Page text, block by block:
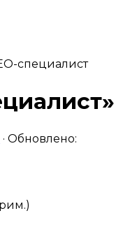
специалист
· Обновлено: